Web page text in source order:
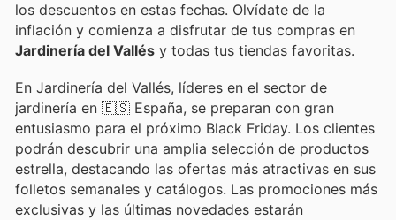
los descuentos en estas fechas. Olvídate de la
inflación y comienza a disfrutar de tus compras en
Jardinería del Vallés y todas tus tiendas favoritas.
En Jardinería del Vallés, líderes en el sector de
jardinería en 🇪🇸 España, se preparan con gran
entusiasmo para el próximo Black Friday. Los clientes
podrán descubrir una amplia selección de productos
estrella, destacando las ofertas más atractivas en sus
folletos semanales y catálogos. Las promociones más
exclusivas y las últimas novedades estarán